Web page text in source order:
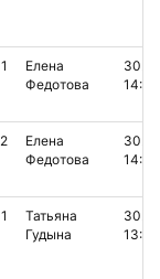
1
Елена
Федотова
14:13
2
Елена
Федотова
14:12
1
Татьяна
Гудына
13:38